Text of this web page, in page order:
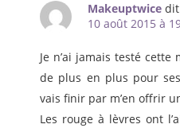
Makeuptwice
10 août 2015 à
Je n’ai jamais testé cette
de plus en plus pour
vais finir par m’en offrir
Les rouge à lèvres ont